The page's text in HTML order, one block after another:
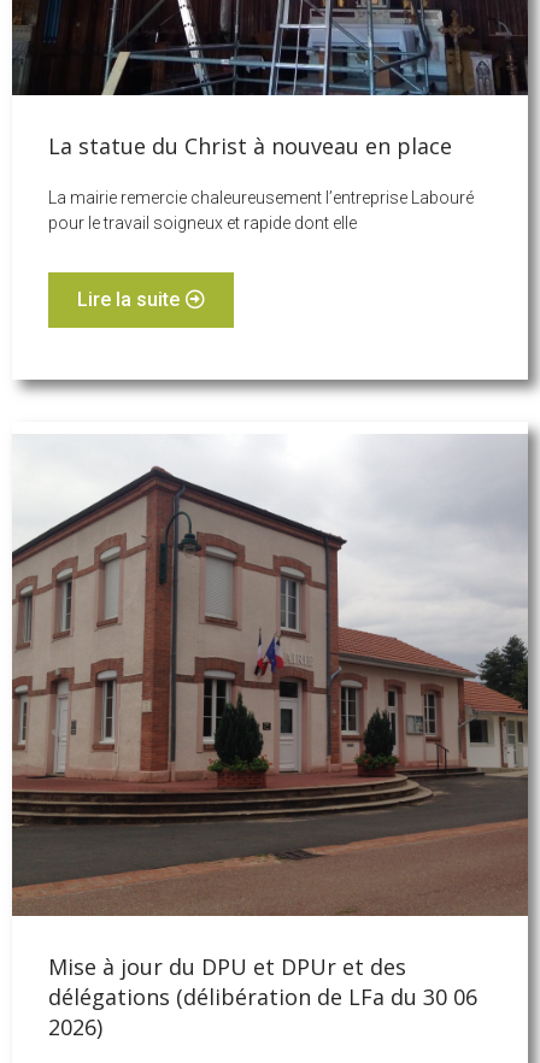
La statue du Christ à nouveau en place
La mairie remercie chaleureusement l’entreprise Labouré
pour le travail soigneux et rapide dont elle
Lire la suite
Mise à jour du DPU et DPUr et des
délégations (délibération de LFa du 30 06
2026)